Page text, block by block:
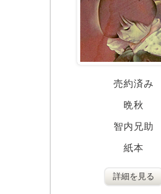
売約済み
晩秋
智内兄助
紙本
詳細を見る